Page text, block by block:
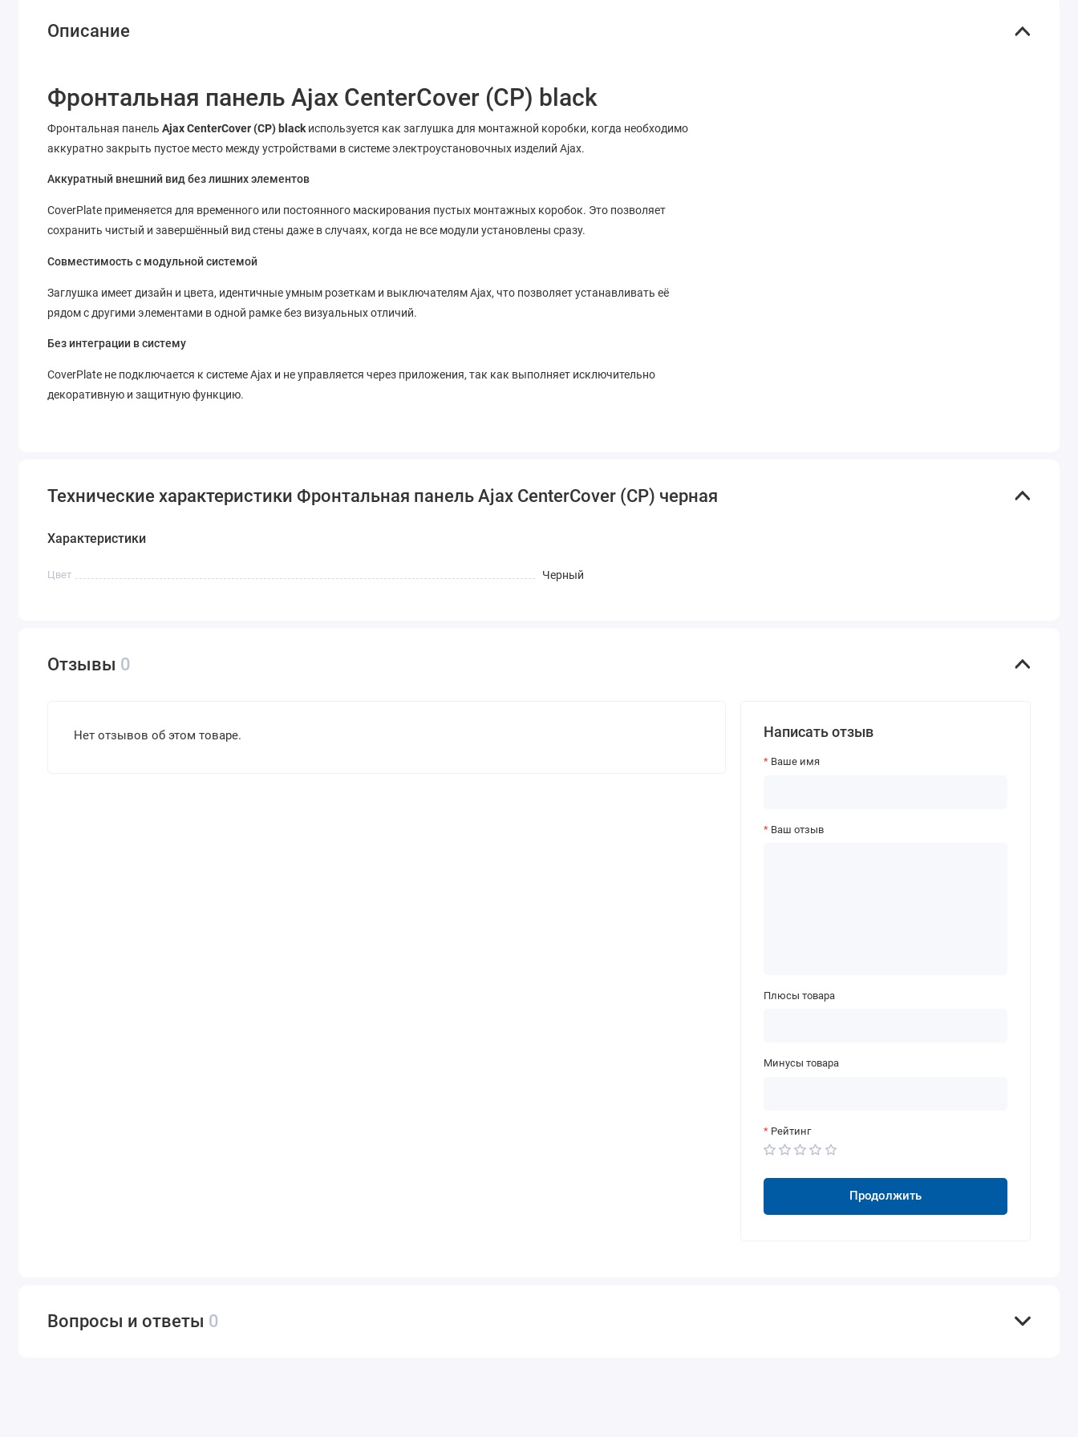
Описание
Фронтальная панель Ajax CenterCover (CP) black
Фронтальная панельAjax CenterCover (CP) black используется как заглушка для монтажной коробки, когда необходимо
аккуратно закрыть пустое место между устройствами в системе электроустановочных изделий Ajax.
Аккуратный внешний вид без лишних элементов
CoverPlate применяется для временного или постоянного маскирования пустых монтажных коробок. Это позволяет
сохранить чистый и завершённый вид стены даже в случаях, когда не все модули установлены сразу.
Совместимость с модульной системой
Заглушка имеет дизайн и цвета, идентичные умным розеткам и выключателям Ajax, что позволяет устанавливать её
рядом с другими элементами в одной рамке без визуальных отличий.
Без интеграции в систему
CoverPlate не подключается к системе Ajax и не управляется через приложения, так как выполняет исключительно
декоративную и защитную функцию.
Технические характеристики Фронтальная панель Ajax CenterCover (CP) черная
Характеристики
Цвет Черный
Отзывы 0
Нет отзывов об этом товаре. Написать отзыв
Ваше имя
Ваш отзыв
Плюсы товара
Минусы товара
Рейтинг
Продолжить
Вопросы и ответы 0